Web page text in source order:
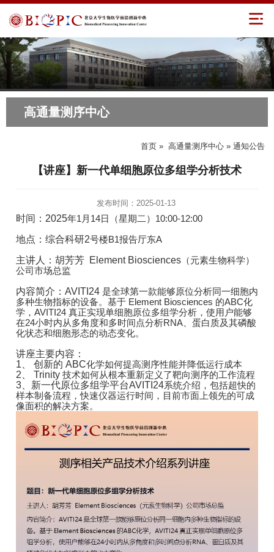
高通量测序中心
首页 » 高通量测序中心 » 通知公告
【讲座】新一代单细胞原位多组学分析技术
发布时间：2025-01-13
时间：2025年1 月14日（星期二）10:00-12:00
地点：综合科研2号楼B1报告厅东A
主讲人：胡芳芳 Element Biosciences （元素生物科学）
公司市场总监
内容简介：AVITI24 是全球第一款能够原位分析同一细胞内
多种生物指标的设备。基于 Element Biosciences 的ABC化
学，AVITI24 真正实现单细胞原位多组学分析，使用户能够
在24小时内从多角度和多时间点分析RNA、蛋白质及其磷酸
化状态和细胞形态的动态变化。
讲座主要内容：
1 、 创新的 ABC化学如何提高测序性能并降低运行成本
2 、 Trinity 技术如何从根本重新定义了靶向测序的工作流程
3 、新一代原位多组学平台AVITI24系统介绍，包括超快的
样本制备流程，快速仪器运行时间，目前市面上领先的可成
像面积的解决方案。